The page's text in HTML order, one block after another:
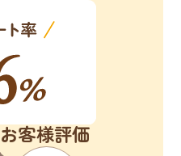
客様評価